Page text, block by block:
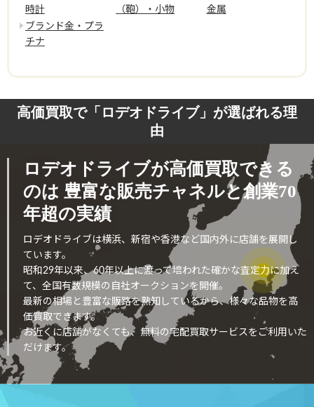
時計
（鞄）・小物
金属
ブランド金・プラ
チナ
高価買取で「ロデオドライブ」が選ばれる理
由
ロデオドライブが高価買取できる
のは 豊富な販売チャネルと創業70
年超の実績
ロデオドライブは横浜、新宿や香港など国内外に店舗を展開し
ています。
昭和29年以来、60年以上に渡って培われた確かな査定力に加え
て、全国有数規模の自社オークションを開催。
最新の相場と豊富な販路を熟知しているから、様々な品物を高
価買取できます。
お近くに店舗がなくても、無料の宅配買取サービスをご利用いた
だけます。